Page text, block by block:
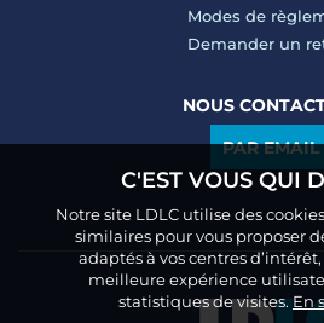
Modes de
Demander un
NOUS
PAR EMAIL
C'EST VOUS QUI
Notre site LDLC utilise des
similaires pour vous proposer
adaptés à vos centres
meilleure expérience
statistiques de visites.En